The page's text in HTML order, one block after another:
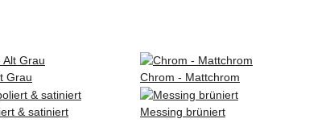
Grau Chrom - Mattchrom
& satiniert Messing brüniert